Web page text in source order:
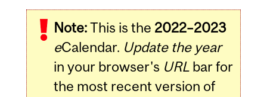
Note:This is the 2022–2023
eCalendar. Update the year
in your browser's URLbar for
the most recent version of